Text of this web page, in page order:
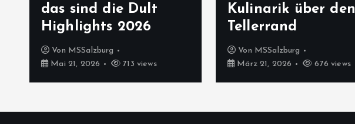
das sind die Dult
Highlights 2026
Von MSSalzburg
Mai 21, 2026
713 views
Kulinarik über den
Tellerrand
Von MSSalzburg
März 21, 2026
676 views